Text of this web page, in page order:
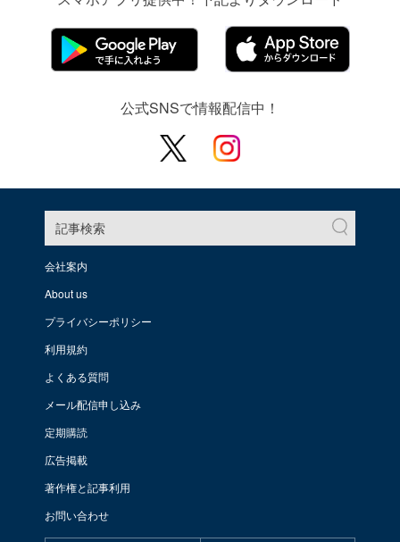
公式SNSで情報配信中！
記事検索
会社案内
About us
プライバシーポリシー
利用規約
よくある質問
メール配信申し込み
定期購読
広告掲載
著作権と記事利用
お問い合わせ